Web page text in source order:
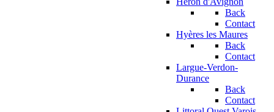
Back
Contact
Hyères les Maures
Back
Contact
Largue-Verdon-
Durance
Back
Contact